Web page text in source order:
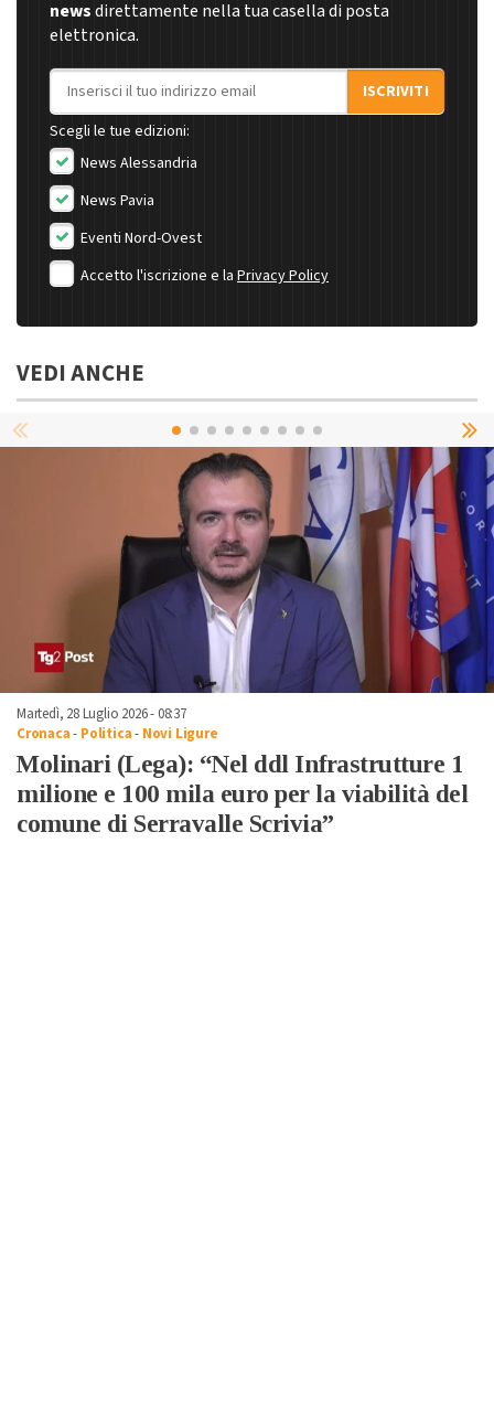
newsdirettamente nella tua casella di posta
elettronica.
Indirizzo email
ISCRIVITI
Scegli le tue edizioni:
News Alessandria
News Pavia
Eventi Nord-Ovest
Accetto l'iscrizione e la Privacy Policy
VEDI ANCHE
Martedì, 28 Luglio 2026 - 08:37
Cronaca- Politica- Novi Ligure
Molinari (Lega): “Nel ddl Infrastrutture 1
milione e 100 mila euro per la viabilità del
comune di Serravalle Scrivia”